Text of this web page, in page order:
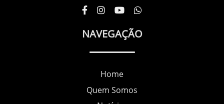
NAVEGAÇÃO
Home
Quem Somos